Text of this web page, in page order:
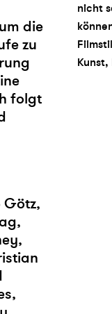
nicht
Kunst,
die
zu
folgt
Götz,